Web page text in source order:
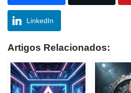
LinkedIn
Artigos Relacionados: